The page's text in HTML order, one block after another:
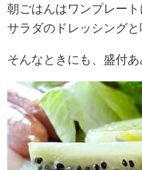
朝ごはんはワンプレー
サラダのドレッシング
そんなときにも、盛付あ